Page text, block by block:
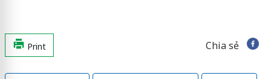
Print Chia sẻ